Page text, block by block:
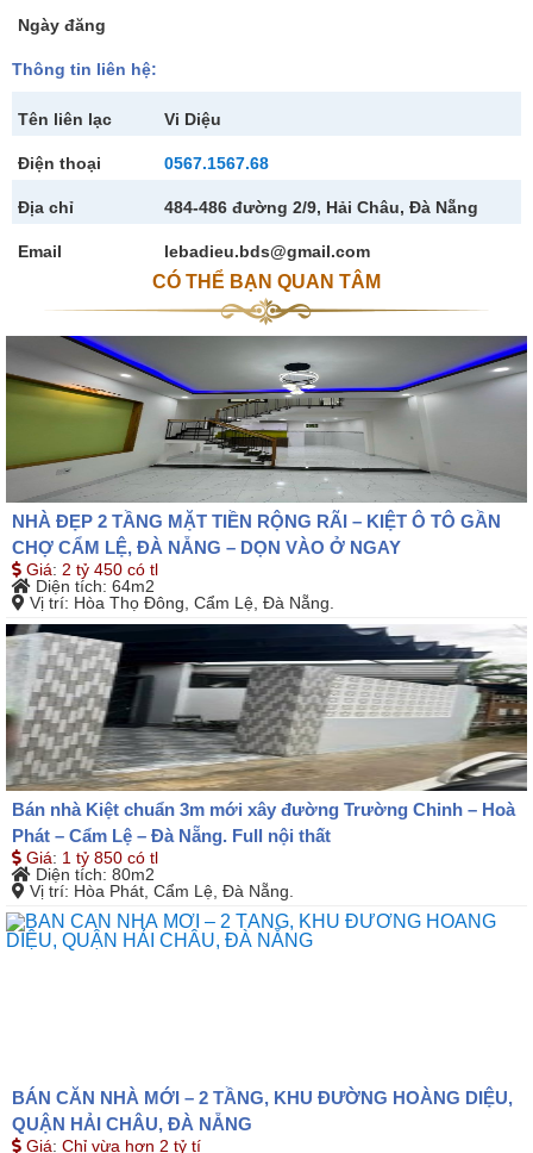
Ngày đăng
Thông tin liên hệ:
Tên liên lạc Vi Diệu
Điện thoại 0567.1567.68
Địa chỉ 484-486 đường 2/9, Hải Châu, Đà Nẵng
Email lebadieu.bds@gmail.com
CÓ THỂ BẠN QUAN TÂM
NHÀ ĐẸP 2 TẦNG MẶT TIỀN RỘNG RÃI – KIỆT Ô TÔ GẦN
CHỢ CẨM LỆ, ĐÀ NẴNG – DỌN VÀO Ở NGAY
Giá: 2 tỷ 450 có tl
Diện tích: 64m2
Vị trí: Hòa Thọ Đông, Cẩm Lệ, Đà Nẵng.
Bán nhà Kiệt chuẩn 3m mới xây đường Trường Chinh – Hoà
Phát – Cẩm Lệ – Đà Nẵng. Full nội thất
Giá: 1 tỷ 850 có tl
Diện tích: 80m2
Vị trí: Hòa Phát, Cẩm Lệ, Đà Nẵng.
BÁN CĂN NHÀ MỚI – 2 TẦNG, KHU ĐƯỜNG HOÀNG DIỆU,
QUẬN HẢI CHÂU, ĐÀ NẴNG
Giá: Chỉ vừa hơn 2 tỷ tí